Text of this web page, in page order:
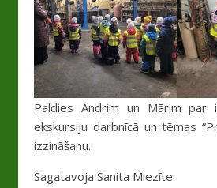
Paldies Andrim un Mārim par
ekskursiju darbnīcā un tēmas
izzināšanu.
Sagatavoja Sanita Miezīte